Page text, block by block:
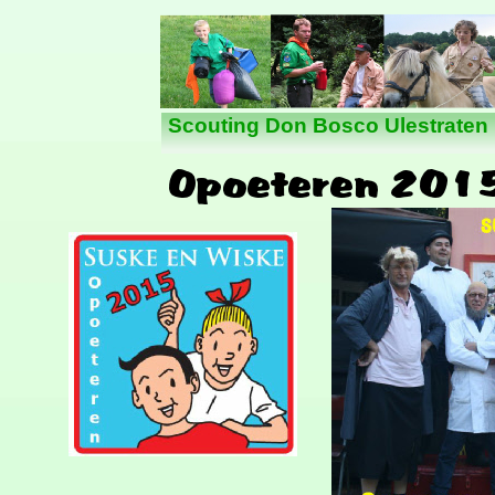
Nieuws
Scouting Don Bosco Ulestraten